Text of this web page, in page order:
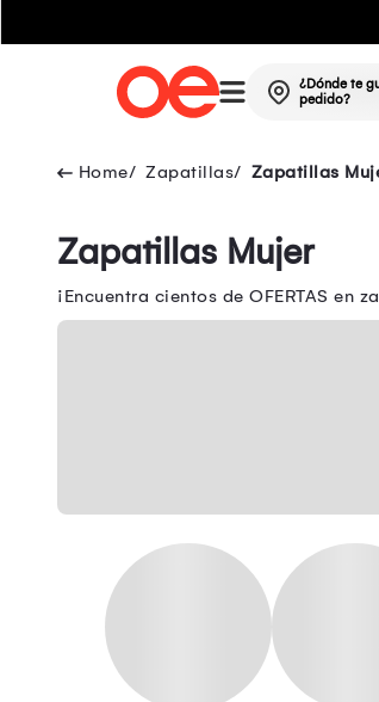
¿Dónde te
pedido?
Zapatillas Zapatillas
Zapatillas Mujer
¡Encuentra cientos de OFERTAS